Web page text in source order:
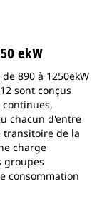
ekW
890 à 1250ekW
sont conçus
chacun d'entre
transitoire de la
charge
groupes
consommation